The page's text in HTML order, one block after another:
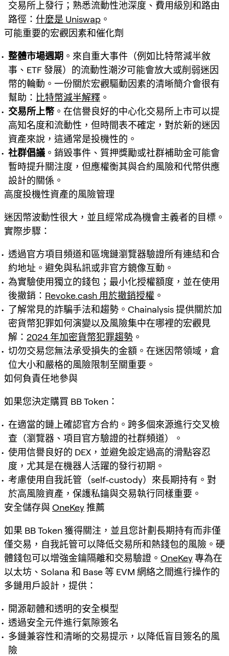
交易所上發行；熟悉流動性池深度、費用級別和路由
路徑： 什麼是 Uniswap 。
可能重要的宏觀因素和催化劑
整體市場週期 。來自重大事件（例如比特幣減半敘
事、ETF 發展）的流動性潮汐可能會放大或削弱迷因
幣的輪動。一份關於宏觀驅動因素的清晰簡介會很有
幫助： 比特幣減半解釋 。
交易所上幣。在信譽良好的中心化交易所上市可以提
高知名度和流動性，但時間表不確定，對於新的迷因
資產來說，這通常是投機性的。
社群倡議 。銷毀事件、質押獎勵或社群補助金可能會
暫時提升關注度，但應權衡其與合約風險和代幣供應
設計的關係。
高度投機性資產的風險管理
迷因幣波動性很大，並且經常成為機會主義者的目標。
實際步驟：
透過官方項目頻道和區塊鏈瀏覽器驗證所有連結和合
約地址。避免與私訊或非官方鏡像互動。
為實驗使用獨立的錢包；最小化授權額度，並在使用
後撤銷： Revoke.cash 用於撤銷授權 。
了解常見的詐騙手法和趨勢。Chainalysis 提供關於加
密貨幣犯罪如何演變以及風險集中在哪裡的宏觀見
解： 2024 年加密貨幣犯罪趨勢 。
切勿交易您無法承受損失的金額。在迷因幣領域，倉
位大小和嚴格的風險限制至關重要。
如何負責任地參與
如果您決定購買 BB Token：
在適當的鏈上確認官方合約。跨多個來源進行交叉檢
查（瀏覽器、項目官方驗證的社群頻道）。
使用信譽良好的 DEX，並避免設定過高的滑點容忍
度，尤其是在機器人活躍的發行初期。
考慮使用自我託管（self-custody）來長期持有。對
於高風險資產，保護私鑰與交易執行同樣重要。
安全儲存與OneKey推薦
如果 BB Token 獲得關注，並且您計劃長期持有而非僅
僅交易，自我託管可以降低交易所和熱錢包的風險。硬
體錢包可以增強金鑰隔離和交易驗證。 OneKey專為在
以太坊、Solana 和 Base 等 EVM 網絡之間進行操作的
多鏈用戶設計，提供：
開源韌體和透明的安全模型
透過安全元件進行氣隙簽名
多鏈兼容性和清晰的交易提示，以降低盲目簽名的風
險